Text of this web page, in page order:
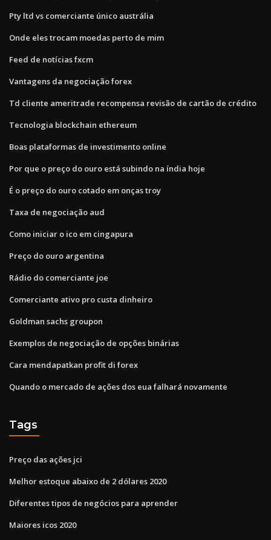
Pty ltd vs comerciante único austrália
Onde eles trocam moedas perto de mim
Feed de notícias fxcm
Vantagens da negociação forex
Td cliente ameritrade recompensa revisão de cartão de crédito
Tecnologia blockchain ethereum
Boas plataformas de investimento online
Por que o preço do ouro está subindo na índia hoje
É o preço do ouro cotado em onças troy
Taxa de negociação aud
Como iniciar o ico em cingapura
Preço do ouro argentina
Rádio do comerciante joe
Comerciante ativo pro custa dinheiro
Goldman sachs groupon
Exemplos de negociação de opções binárias
Cara mendapatkan profit di forex
Quando o mercado de ações dos eua falhará novamente
Tags
Preço das ações jci
Melhor estoque abaixo de 2 dólares 2020
Diferentes tipos de negócios para aprender
Maiores icos 2020